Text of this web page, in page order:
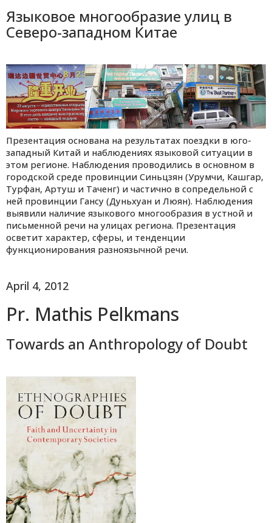
Языковое многообразие улиц в
Северо-западном Китае
Презентация основана на результатах поездки в юго-
западный Китай и наблюдениях языковой ситуации в
этом регионе. Наблюдения проводились в основном в
городской среде провинции Синьцзян (Урумчи, Кашгар,
Турфан, Артуш и Таченг) и частично в сопредельной с
ней провинции Гансу (Дуньхуан и Люян). Наблюдения
выявили наличие языкового многообразия в устной и
письменной речи на улицах региона. Презентация
осветит характер, сферы, и тенденции
функционирования разноязычной речи.
April 4, 2012
Pr. Mathis Pelkmans
Towards an Anthropology of Doubt